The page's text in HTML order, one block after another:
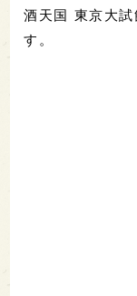
酒天国 東京大
す。